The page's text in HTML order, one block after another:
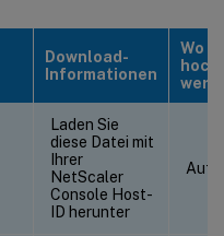
Download-
Informationen
Wo
Laden Sie
diese Datei mit
Ihrer
NetScaler
Console Host-
ID herunter
Auf